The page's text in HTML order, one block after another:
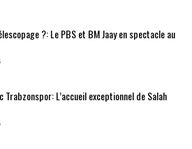
?: Le PBS et BM Jaay en spectacle au
Trabzonspor: L’accueil exceptionnel de Salah